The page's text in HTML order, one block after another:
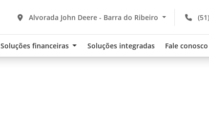
Alvorada John Deere - Barra do Ribeiro
Soluções financeiras Soluções integradas Fale conosco